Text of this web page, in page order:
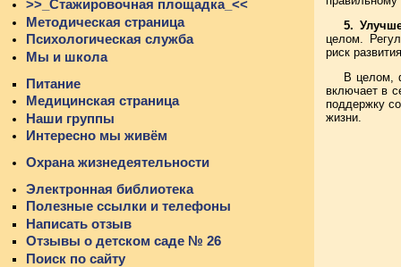
>>_Стажировочная площадка_<<
Методическая страница
Психологическая служба
Мы и школа
Питание
Медицинская страница
Наши группы
Интересно мы живём
Охрана жизнедеятельности
Электронная библиотека
Полезные ссылки и телефоны
Написать отзыв
Отзывы о детском саде № 26
Поиск по сайту
5.
целом.
риск
В целом,
включает в
поддержку
жизни.